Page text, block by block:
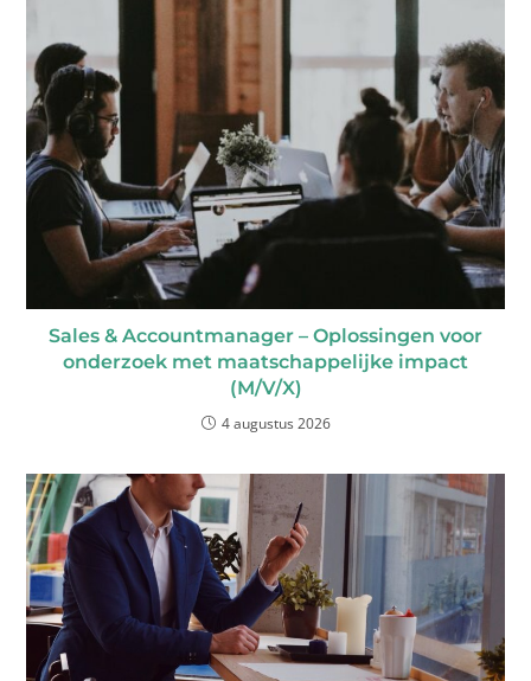
Sales & Accountmanager – Oplossingen voor
onderzoek met maatschappelijke impact
(M/V/X)
4 augustus 2026